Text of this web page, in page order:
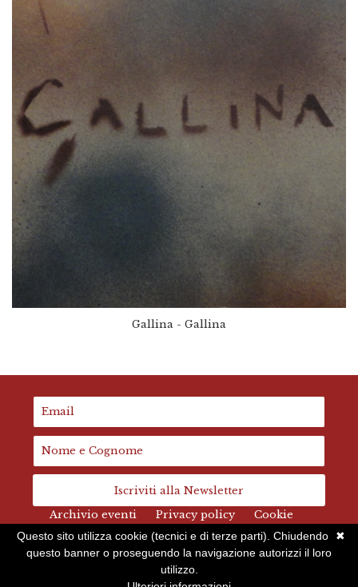
Gallina - Gallina
Iscriviti alla Newsletter
Archivio eventi
Privacy policy Cookie
© 2026 Bloody Sound. Powered by
✖
Questo sito utilizza cookie (tecnici e di terze parti). Chiudendo
questo banner o proseguendo la navigazione autorizzi il loro
utilizzo.